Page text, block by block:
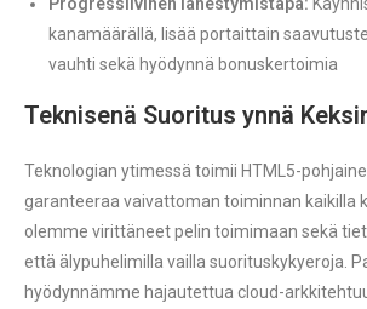
kanamäärällä, lisää portaittain
vauhti sekä hyödynnä bonuskertoimia
Teknisenä Suoritus ynnä
Teknologian ytimessä toimii HTML5-
garanteeraa vaivattoman toiminnan kaikilla
olemme virittäneet pelin toimimaan sekä
että älypuhelimilla vailla suorituskykyeroja.
hyödynnämme hajautettua cloud-